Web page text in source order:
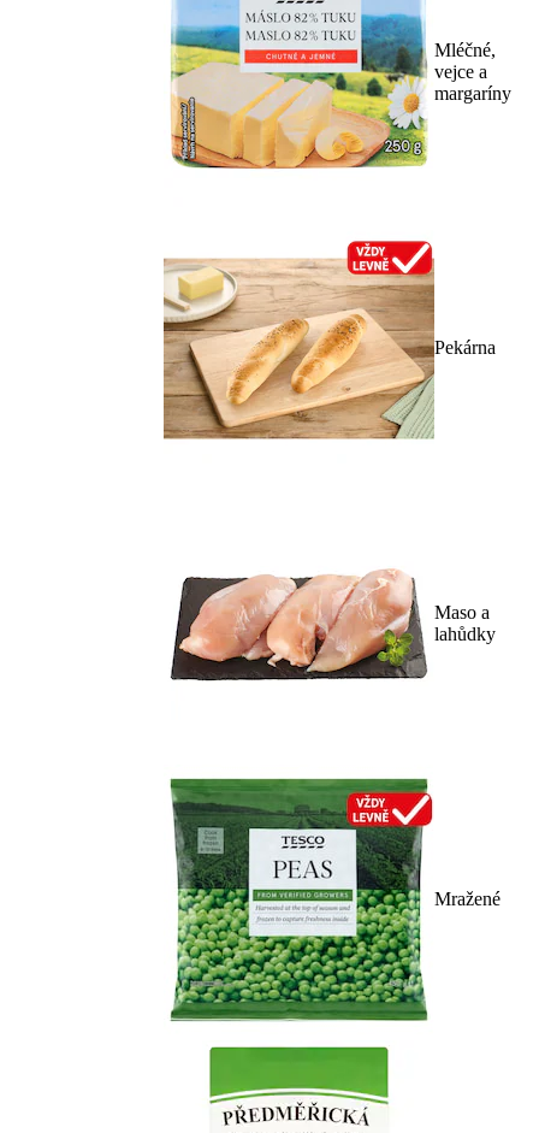
Mléčné,
vejce a
margaríny
Pekárna
Maso a
lahůdky
Mražené